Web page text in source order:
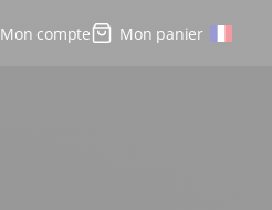
Mon compte Mon panier